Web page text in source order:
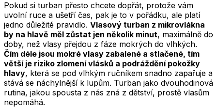
Pokud si turban přesto chcete dopřát, protože vám
uvolní ruce a ušetří čas, pak je to v pořádku, ale platí
jedno důležité pravidlo. Vlasový turban z mikrovlákna
by na hlavě měl zůstat jen několik minut, maximálně do
doby, než vlasy přejdou z fáze mokrých do vlhkých.
Čím déle jsou mokré vlasy zabalené a stlačené, tím
větší je riziko zlomení vlásků a podráždění pokožky
hlavy, která se pod vlhkým ručníkem snadno zapařuje a
stává se náchylnější k lupům. Turban jako dvouhodinová
rutina, jakou spousta z nás zná z dětství, prostě vlasům
nepomáhá.